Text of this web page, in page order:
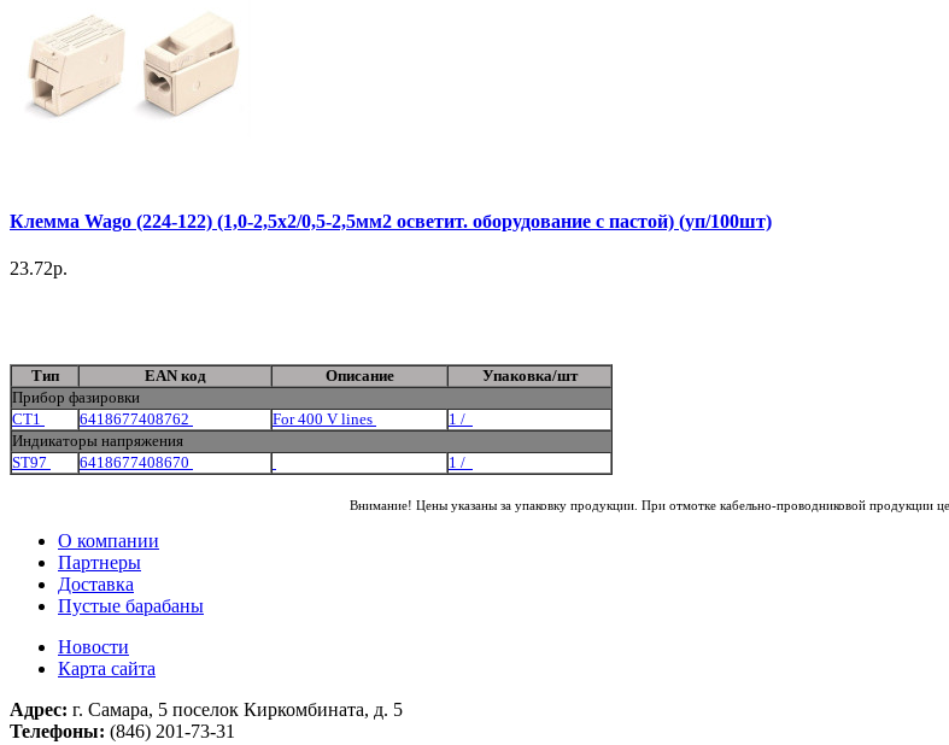
Клемма Wago (224-122) (1,0-2,5х2/0,5-2,5мм2 осветит. оборудование с пастой) (уп/100шт)
23.72р.
Тип EAN код Описание
Упаковка/шт
Прибор фазировки
CT1
6418677408762 For 400 V lines
1 /
Индикаторы напряжения
ST97
6418677408670 1 /
Внимание! Цены указаны за упаковку продукции. При отмотке кабельно-проводниковой продукции
О компании
Партнеры
Доставка
Пустые барабаны
Новости
Карта сайта
Адрес: г. Самара, 5 поселок Киркомбината, д. 5
Телефоны: (846) 201-73-31